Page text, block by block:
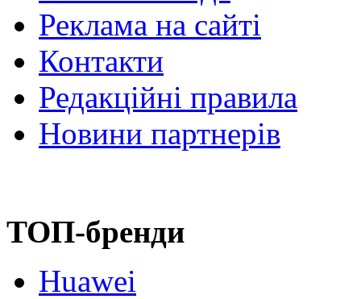
Реклама на сайті
Контакти
Редакційні правила
Новини партнерів
ТОП-бренди
Huawei